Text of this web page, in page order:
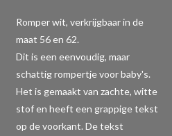
Romper wit, verkrijgbaar in de
maat 56 en 62.
Dit is een eenvoudig, maar
schattig rompertje voor baby's.
Het is gemaakt van zachte, witte
stof en heeft een grappige tekst
op de voorkant. De tekst